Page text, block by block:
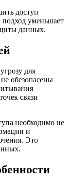
доступ
уменьшает
данных.
для
обезопасены
связи
необходимо не
и
Это